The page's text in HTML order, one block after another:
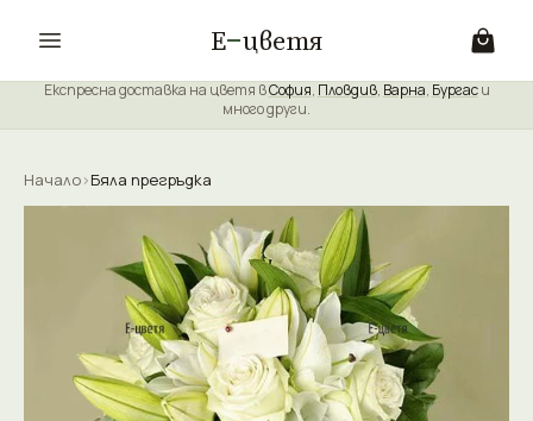
Е цветя
Експресна доставка на цветя вСофия, Пловдив, Варна, Бургаси
много други.
Начало›Бяла прегръдка